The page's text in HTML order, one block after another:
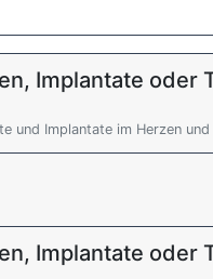
Implantate oder
und Implantate im Herzen
Implantate oder